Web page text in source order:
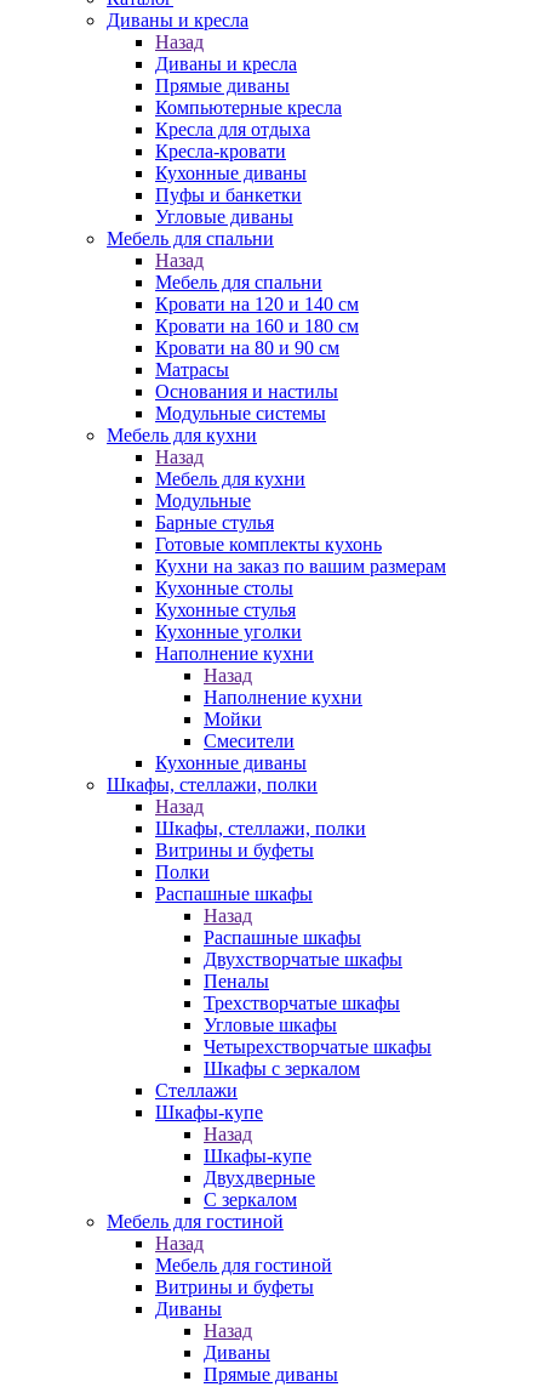
Диваны и кресла
Назад
Диваны и кресла
Прямые диваны
Компьютерные кресла
Кресла для отдыха
Кресла-кровати
Кухонные диваны
Пуфы и банкетки
Угловые диваны
Мебель для спальни
Назад
Мебель для спальни
Кровати на 120 и 140 см
Кровати на 160 и 180 см
Кровати на 80 и 90 см
Матрасы
Основания и настилы
Модульные системы
Мебель для кухни
Назад
Мебель для кухни
Модульные
Барные стулья
Готовые комплекты кухонь
Кухни на заказ по вашим размерам
Кухонные столы
Кухонные стулья
Кухонные уголки
Наполнение кухни
Назад
Наполнение кухни
Мойки
Смесители
Кухонные диваны
Шкафы, стеллажи, полки
Назад
Шкафы, стеллажи, полки
Витрины и буфеты
Полки
Распашные шкафы
Назад
Распашные шкафы
Двухстворчатые шкафы
Пеналы
Трехстворчатые шкафы
Угловые шкафы
Четырехстворчатые шкафы
Шкафы с зеркалом
Стеллажи
Шкафы-купе
Назад
Шкафы-купе
Двухдверные
С зеркалом
Мебель для гостиной
Назад
Мебель для гостиной
Витрины и буфеты
Диваны
Назад
Диваны
Прямые диваны